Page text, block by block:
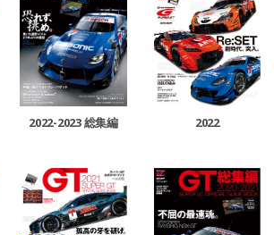
2022-2023 総集編 2022